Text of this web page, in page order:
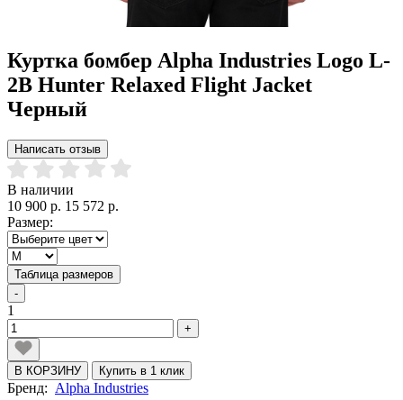
Куртка бомбер Alpha Industries Logo L-
2B Hunter Relaxed Flight Jacket
Черный
Написать отзыв
В наличии
10 900 р. 15 572 р.
Размер:
Таблица размеров
-
1
+
В КОРЗИНУ Купить в 1 клик
Бренд: Alpha Industries